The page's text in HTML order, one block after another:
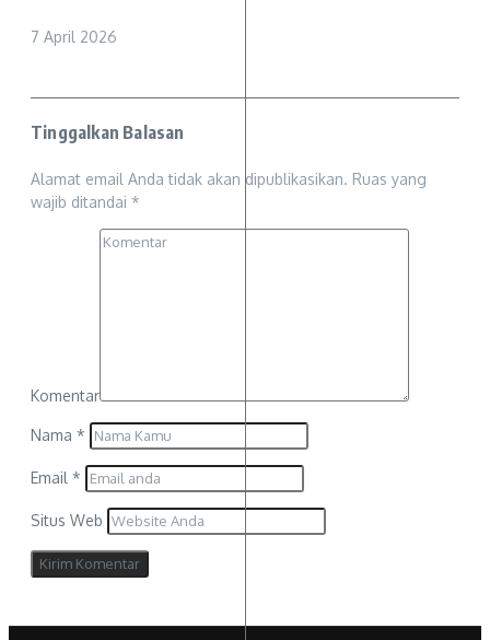
7 April 2026
Tinggalkan Balasan
Alamat email Anda tidak akan dipublikasikan. Ruas yang
wajib ditandai *
Komentar
Nama *
Email *
Situs Web